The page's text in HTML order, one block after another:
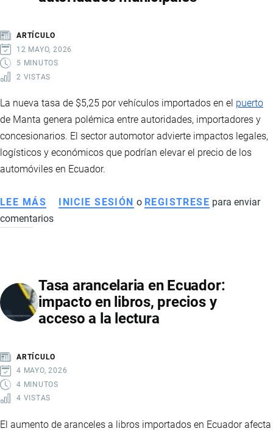
DE
NEGOCIO
ARTÍCULO
12 MAYO, 2026
5 MINUTOS
2 VISTAS
La nueva tasa de $5,25 por vehículos importados en el puerto
de Manta genera polémica entre autoridades, importadores y
concesionarios. El sector automotor advierte impactos legales,
logísticos y económicos que podrían elevar el precio de los
automóviles en Ecuador.
LEE MÁS SOBRE
NUEVO
PUERTO
DE
MANTA
ENTRE
IMPORTADORES,
CONCESIONARIOS
INICIE SESIÓN o REGISTRESE para enviar
comentarios
Tasa arancelaria en Ecuador:
impacto en libros, precios y
acceso a la lectura
ARTÍCULO
4 MAYO, 2026
4 MINUTOS
4 VISTAS
El aumento de aranceles a libros importados en Ecuador afecta